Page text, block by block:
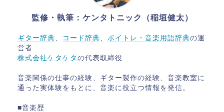
監修・執筆：ケンタトニック（稲垣健太）
ギター辞典 コード辞典 ボイトレ・音楽用語辞典の運
営者
株式会社ケタケタ の代表取締役
音楽関係の仕事の経験、ギター製作の経験、音楽教室に
通った実体験をもとに、音楽に役立つ情報を発信。
■音楽歴